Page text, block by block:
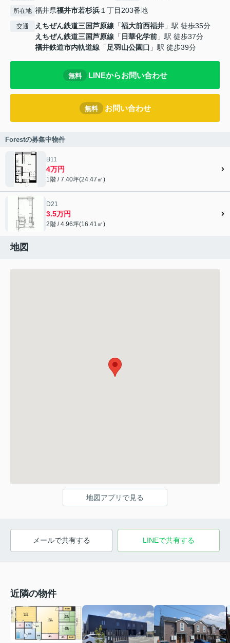
所在地 福井県福井市若杉浜１丁目203番地
交通 えちぜん鉄道三国芦原線 「福大前西福井 」駅 徒歩35分
えちぜん鉄道三国芦原線 「 日華化学前 」駅 徒歩37分
福井鉄道市内軌道線 「足羽山公園口 」駅 徒歩39分
無料 LINEからお問い合わせ
無料 お問い合わせ
Forestの募集中物件
B11
4万円
1階 / 7.40坪(24.47㎡)
D21
3.5万円
2階 / 4.96坪(16.41㎡)
地図
地図アプリで見る
メールで共有する LINEで共有する
近隣の物件